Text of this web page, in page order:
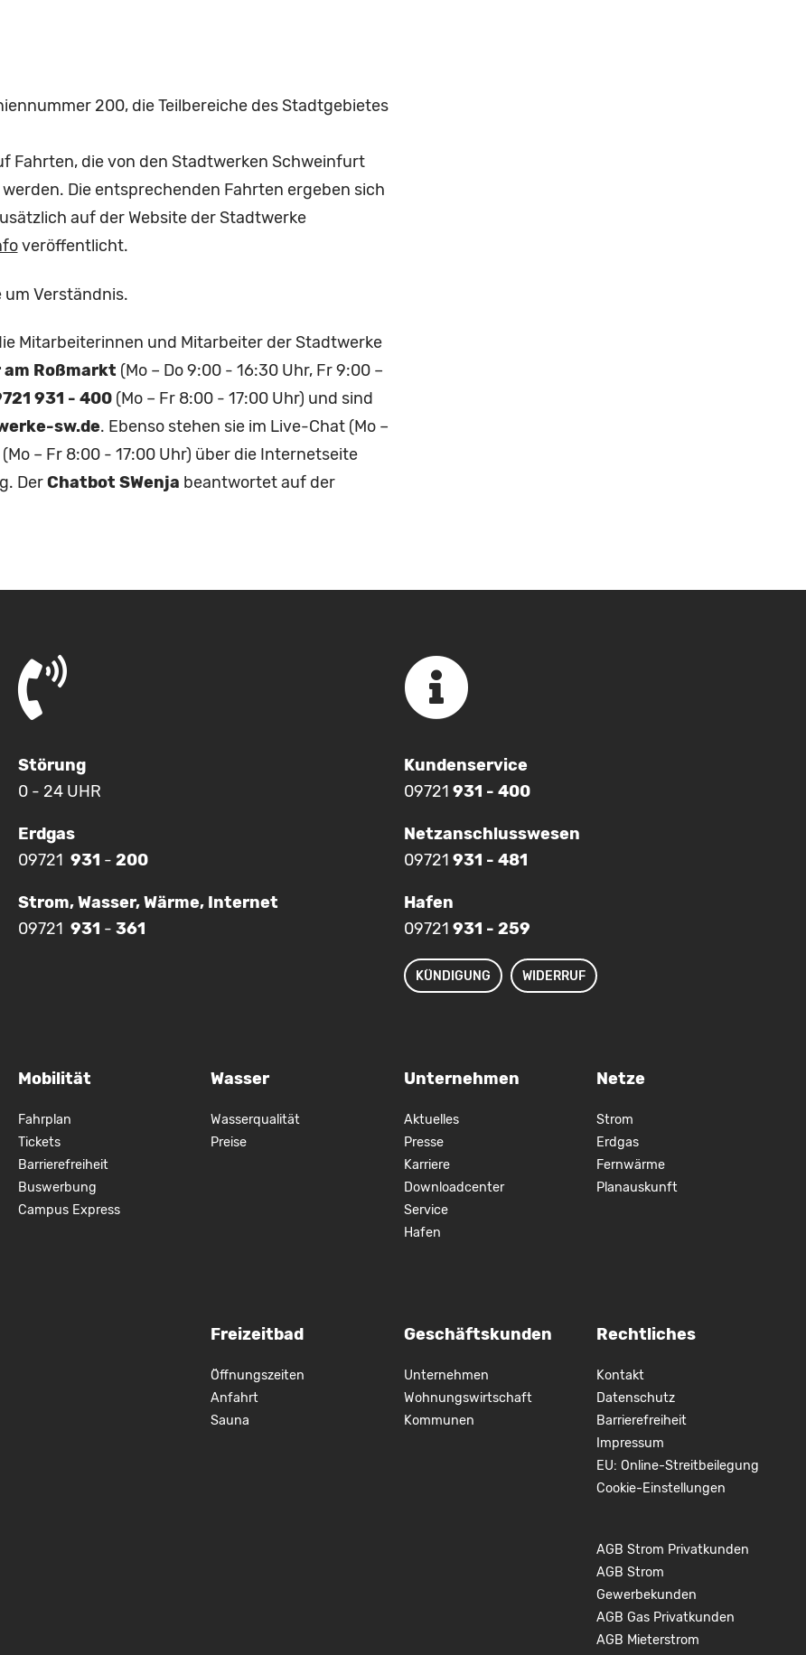
200, die Teilbereiche des Stadtgebietes
Fahrten, die von den Stadtwerken Schweinfurt
Die entsprechenden Fahrten ergeben sich
auf der Website der Stadtwerke
veröffentlicht.
Verständnis.
Mitarbeiterinnen und Mitarbeiter der Stadtwerke
Roßmarkt (Mo – Do 9:00 - 16:30 Uhr, Fr 9:00 –
931 - 400(Mo – Fr 8:00 - 17:00 Uhr) und sind
sw.de. Ebenso stehen sie im Live-Chat (Mo –
– Fr 8:00 - 17:00 Uhr) über die Internetseite
DerChatbot SWenja beantwortet auf der
Störung
0 - 24 UHR
Erdgas
09721 931 -200
Strom, Wasser, Wärme, Internet
09721931 -361
Kundenservice
09721 931 - 400
Netzanschlusswesen
09721 931 - 481
Hafen
09721 931 - 259
KÜNDIGUNG WIDERRUF
Mobilität
Fahrplan
Tickets
Barrierefreiheit
Buswerbung
Campus Express
Wasser
Wasserqualität
Preise
Unternehmen
Aktuelles
Presse
Karriere
Downloadcenter
Service
Hafen
Netze
Strom
Erdgas
Fernwärme
Planauskunft
Freizeitbad
Öffnungszeiten
Anfahrt
Sauna
Geschäftskunden
Unternehmen
Wohnungswirtschaft
Kommunen
Rechtliches
Kontakt
Datenschutz
Barrierefreiheit
Impressum
EU: Online-Streitbeilegung
Cookie-Einstellungen
AGB Strom Privatkunden
AGB Strom
Gewerbekunden
AGB Gas Privatkunden
AGB Mieterstrom